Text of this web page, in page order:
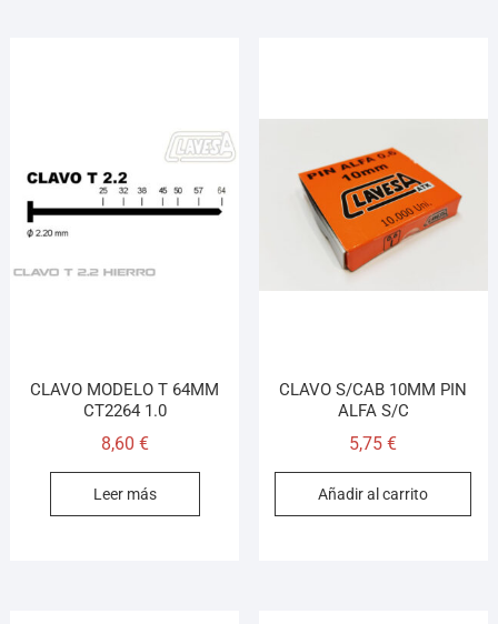
CLAVO MODELO T 64MM
CT2264 1.0
8,60 €
Leer más
CLAVO S/CAB 10MM PIN
ALFA S/C
5,75€
Añadir al carrito